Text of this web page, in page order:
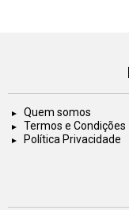
Quem somos
Termos e Condições
Política Privacidade